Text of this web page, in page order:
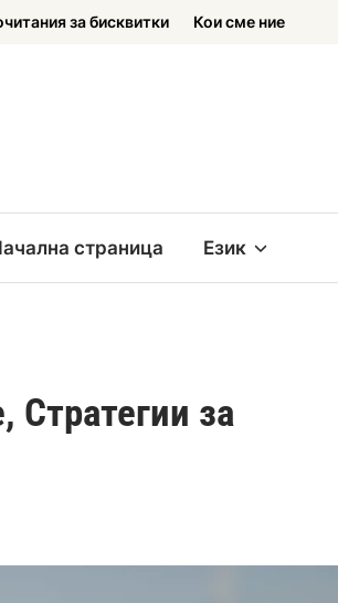
за бисквитки Кои сме ние
страница Език
Стратегии за